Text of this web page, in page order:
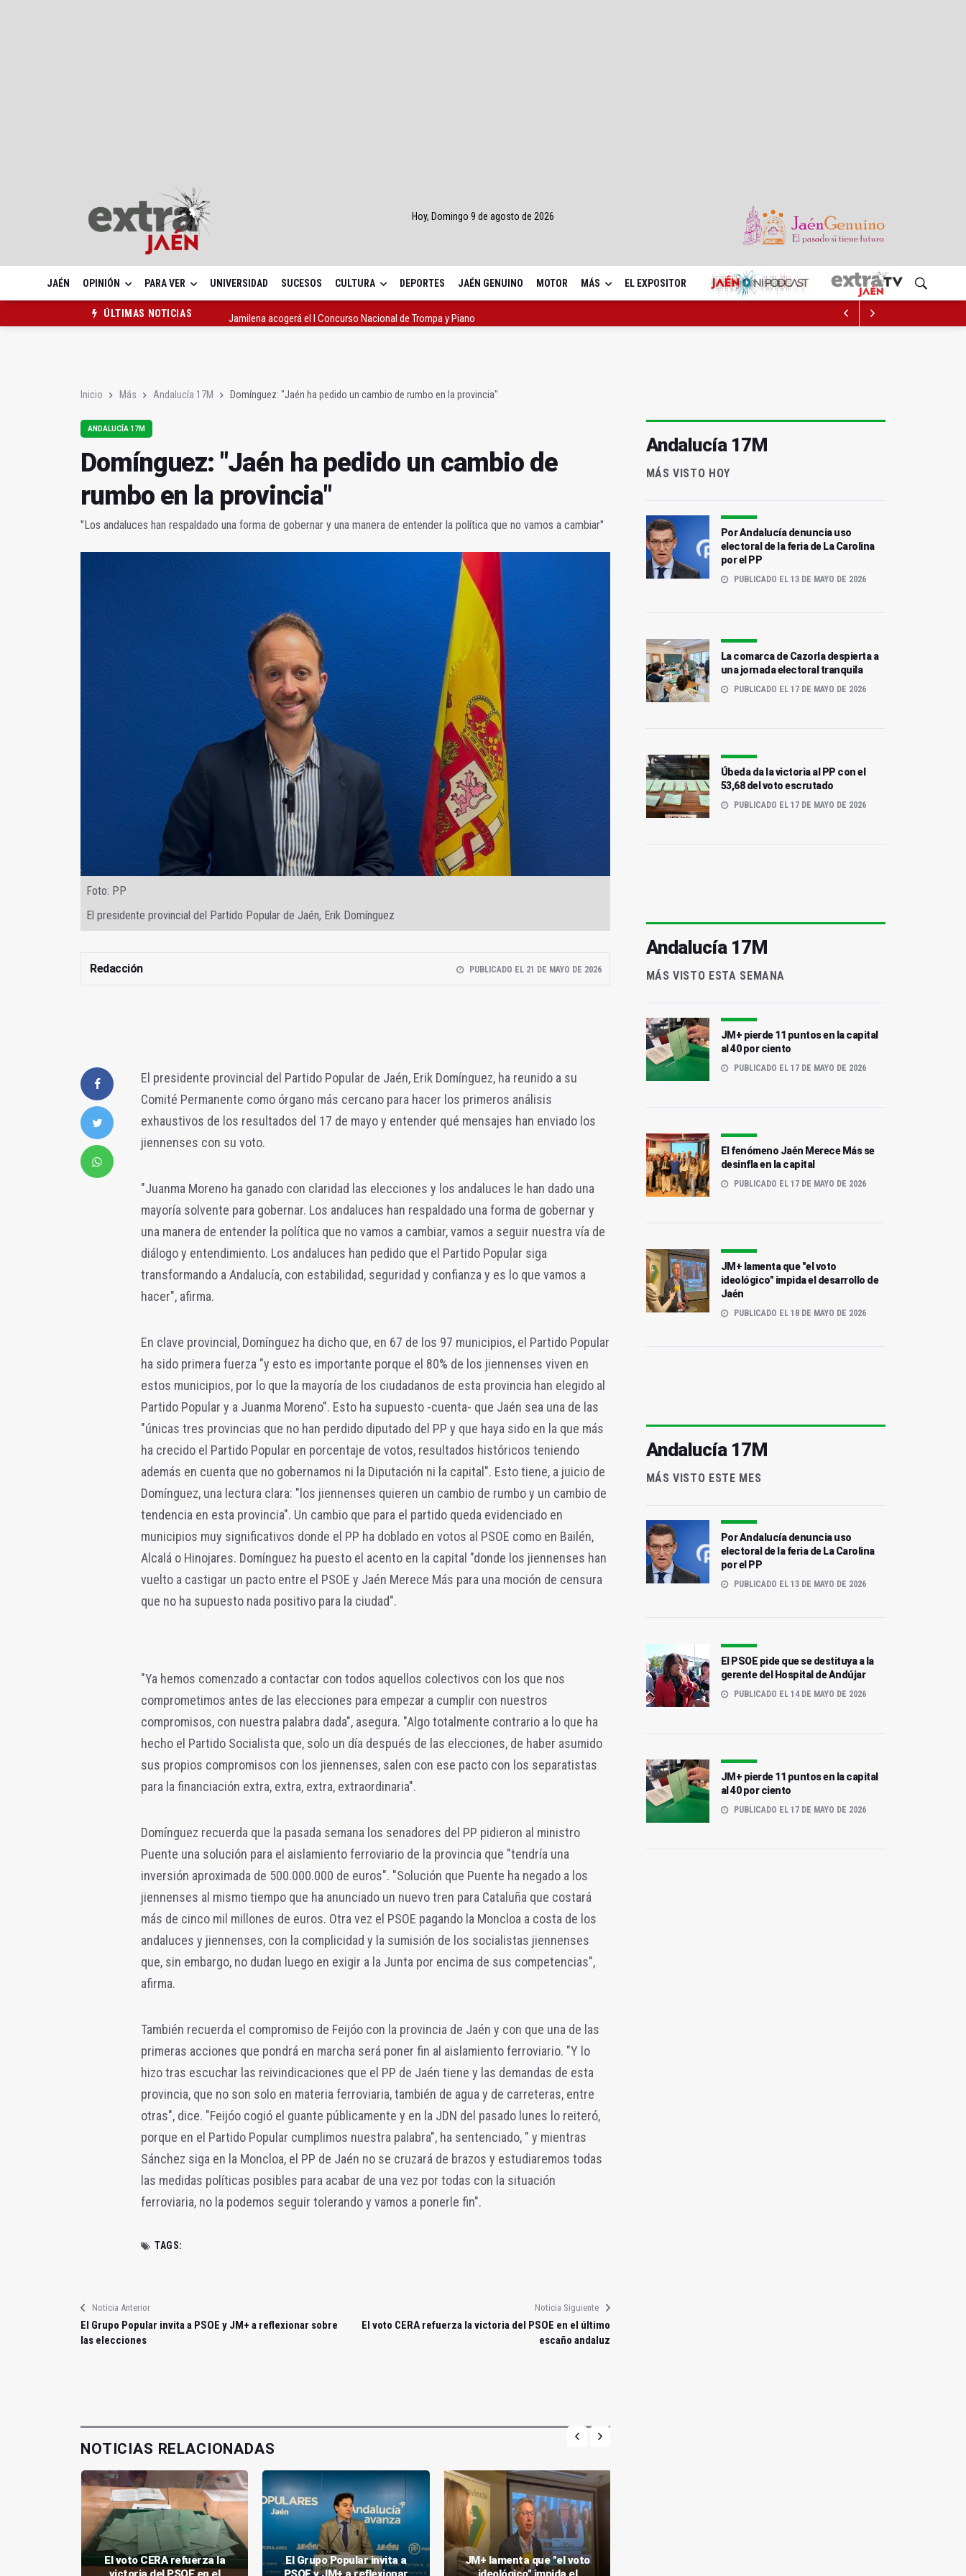
Hoy, Domingo 9 de agosto de 2026
JAÉN OPINIÓN PARA VER UNIVERSIDAD SUCESOS CULTURA DEPORTES JAÉN GENUINO MOTOR MÁS EL EXPOSITOR
ÚLTIMAS NOTICIAS
Jamilena acogerá el I Concurso Nacional de Trompa y Piano
Inicio Más Andalucía 17M Domínguez: "Jaén ha pedido un cambio de rumbo en la provincia"
ANDALUCÍA 17M
Domínguez: "Jaén ha pedido un cambio de
rumbo en la provincia"
"Los andaluces han respaldado una forma de gobernar y una manera de entender la política que no vamos a cambiar"
Foto: PP
El presidente provincial del Partido Popular de Jaén, Erik Domínguez
Redacción PUBLICADO EL 21 DE MAYO DE 2026
El presidente provincial del Partido Popular de Jaén, Erik Domínguez, ha reunido a su
Comité Permanente como órgano más cercano para hacer los primeros análisis
exhaustivos de los resultados del 17 de mayo y entender qué mensajes han enviado los
jiennenses con su voto.
"Juanma Moreno ha ganado con claridad las elecciones y los andaluces le han dado una
mayoría solvente para gobernar. Los andaluces han respaldado una forma de gobernar y
una manera de entender la política que no vamos a cambiar, vamos a seguir nuestra vía de
diálogo y entendimiento. Los andaluces han pedido que el Partido Popular siga
transformando a Andalucía, con estabilidad, seguridad y confianza y es lo que vamos a
hacer", afirma.
En clave provincial, Domínguez ha dicho que, en 67 de los 97 municipios, el Partido Popular
ha sido primera fuerza "y esto es importante porque el 80% de los jiennenses viven en
estos municipios, por lo que la mayoría de los ciudadanos de esta provincia han elegido al
Partido Popular y a Juanma Moreno". Esto ha supuesto -cuenta- que Jaén sea una de las
"únicas tres provincias que no han perdido diputado del PP y que haya sido en la que más
ha crecido el Partido Popular en porcentaje de votos, resultados históricos teniendo
además en cuenta que no gobernamos ni la Diputación ni la capital". Esto tiene, a juicio de
Domínguez, una lectura clara: "los jiennenses quieren un cambio de rumbo y un cambio de
tendencia en esta provincia". Un cambio que para el partido queda evidenciado en
municipios muy significativos donde el PP ha doblado en votos al PSOE como en Bailén,
Alcalá o Hinojares. Domínguez ha puesto el acento en la capital "donde los jiennenses han
vuelto a castigar un pacto entre el PSOE y Jaén Merece Más para una moción de censura
que no ha supuesto nada positivo para la ciudad".
"Ya hemos comenzado a contactar con todos aquellos colectivos con los que nos
comprometimos antes de las elecciones para empezar a cumplir con nuestros
compromisos, con nuestra palabra dada", asegura. "Algo totalmente contrario a lo que ha
hecho el Partido Socialista que, solo un día después de las elecciones, de haber asumido
sus propios compromisos con los jiennenses, salen con ese pacto con los separatistas
para la financiación extra, extra, extra, extraordinaria".
Domínguez recuerda que la pasada semana los senadores del PP pidieron al ministro
Puente una solución para el aislamiento ferroviario de la provincia que "tendría una
inversión aproximada de 500.000.000 de euros". "Solución que Puente ha negado a los
jiennenses al mismo tiempo que ha anunciado un nuevo tren para Cataluña que costará
más de cinco mil millones de euros. Otra vez el PSOE pagando la Moncloa a costa de los
andaluces y jiennenses, con la complicidad y la sumisión de los socialistas jiennenses
que, sin embargo, no dudan luego en exigir a la Junta por encima de sus competencias",
afirma.
También recuerda el compromiso de Feijóo con la provincia de Jaén y con que una de las
primeras acciones que pondrá en marcha será poner fin al aislamiento ferroviario. "Y lo
hizo tras escuchar las reivindicaciones que el PP de Jaén tiene y las demandas de esta
provincia, que no son solo en materia ferroviaria, también de agua y de carreteras, entre
otras", dice. "Feijóo cogió el guante públicamente y en la JDN del pasado lunes lo reiteró,
porque en el Partido Popular cumplimos nuestra palabra", ha sentenciado, " y mientras
Sánchez siga en la Moncloa, el PP de Jaén no se cruzará de brazos y estudiaremos todas
las medidas políticas posibles para acabar de una vez por todas con la situación
ferroviaria, no la podemos seguir tolerando y vamos a ponerle fin".
TAGS:
Noticia Anterior
El Grupo Popular invita a PSOE y JM+ a reflexionar sobre
las elecciones
Noticia Siguiente
El voto CERA refuerza la victoria del PSOE en el último
escaño andaluz
NOTICIAS RELACIONADAS
El voto CERA refuerza la
El Grupo Popular invita a
JM+ lamenta que "el voto
Andalucía 17M
MÁS VISTO HOY
Por Andalucía denuncia uso
electoral de la feria de La Carolina
por el PP
PUBLICADO EL 13 DE MAYO DE 2026
La comarca de Cazorla despierta a
una jornada electoral tranquila
PUBLICADO EL 17 DE MAYO DE 2026
Úbeda da la victoria al PP con el
53,68 del voto escrutado
PUBLICADO EL 17 DE MAYO DE 2026
Andalucía 17M
MÁS VISTO ESTA SEMANA
JM+ pierde 11 puntos en la capital
al 40 por ciento
PUBLICADO EL 17 DE MAYO DE 2026
El fenómeno Jaén Merece Más se
desinfla en la capital
PUBLICADO EL 17 DE MAYO DE 2026
JM+ lamenta que "el voto
ideológico" impida el desarrollo de
Jaén
PUBLICADO EL 18 DE MAYO DE 2026
Andalucía 17M
MÁS VISTO ESTE MES
Por Andalucía denuncia uso
electoral de la feria de La Carolina
por el PP
PUBLICADO EL 13 DE MAYO DE 2026
El PSOE pide que se destituya a la
gerente del Hospital de Andújar
PUBLICADO EL 14 DE MAYO DE 2026
JM+ pierde 11 puntos en la capital
al 40 por ciento
PUBLICADO EL 17 DE MAYO DE 2026